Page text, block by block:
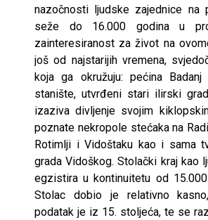
nazočnosti ljudske zajednice na
seže do 16.000 godina u
zainteresiranost za život na
još od najstarijih vremena,
koja ga okružuju: pećina
stanište, utvrđeni stari ilirski
izaziva divljenje svojim
poznate nekropole stećaka na
Rotimlji i Vidoštaku kao i sama
grada Vidoškog. Stolački kraj kao
egzistira u kontinuitetu od
Stolac dobio je relativno
podatak je iz 15. stoljeća, te se